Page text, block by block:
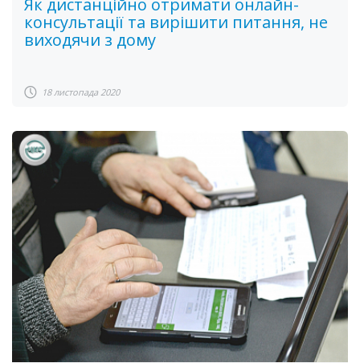
Як дистанційно отримати онлайн-
консультації та вирішити питання, не
виходячи з дому
18 листопада 2020